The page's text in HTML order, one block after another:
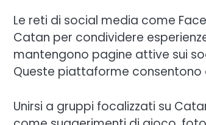
Le reti di social media come
Catan per condividere
mantengono pagine attive sui
Queste piattaforme
Unirsi a gruppi focalizzati su